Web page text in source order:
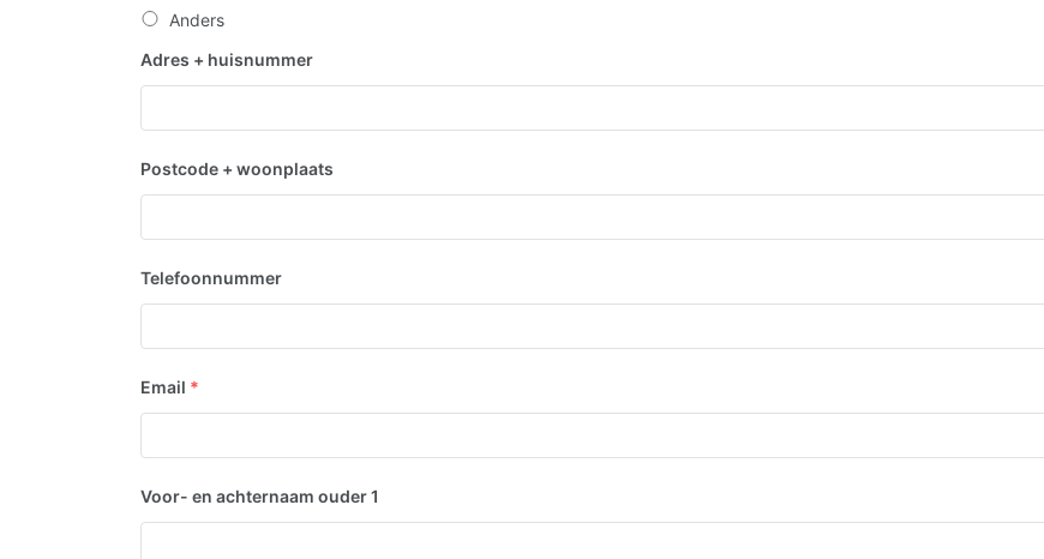
Anders
Adres + huisnummer
Postcode + woonplaats
Telefoonnummer
Email *
Voor- en achternaam ouder 1